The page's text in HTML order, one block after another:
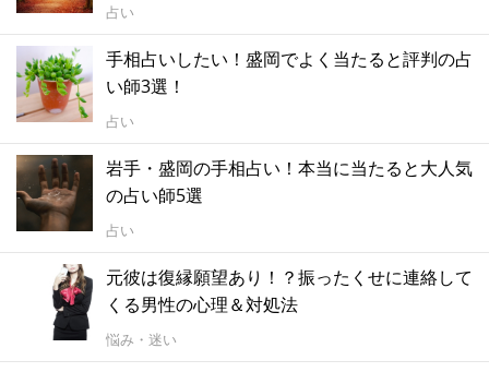
占い
手相占いしたい！盛岡でよく当たると評判の占
い師3選！
占い
岩手・盛岡の手相占い！本当に当たると大人気
の占い師5選
占い
元彼は復縁願望あり！？振ったくせに連絡して
くる男性の心理＆対処法
悩み・迷い